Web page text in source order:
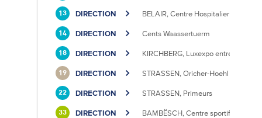
13 DIRECTION BELAIR, Centre Hospitalier
14 DIRECTION Cents Waassertuerm
18 DIRECTION KIRCHBERG, Luxexpo entrée Sud
19 DIRECTION STRASSEN, Oricher-Hoehl
22 DIRECTION STRASSEN, Primeurs
33 DIRECTION BAMBËSCH, Centre sportif